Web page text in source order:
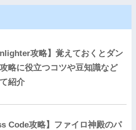
攻略】覚えておくとダン
略に役立つコツや豆知識など
紹介
Code攻略】ファイロ神殿のパ